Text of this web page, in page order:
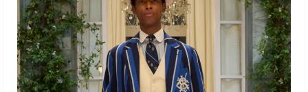
2
Renata Caixeta assume Movimento
Sou de Algodão
5 de agosto de 2026